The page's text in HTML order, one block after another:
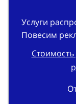
Услуги
Повесим